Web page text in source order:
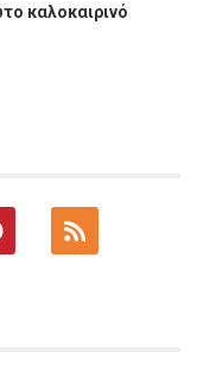
καλοκαιρινό